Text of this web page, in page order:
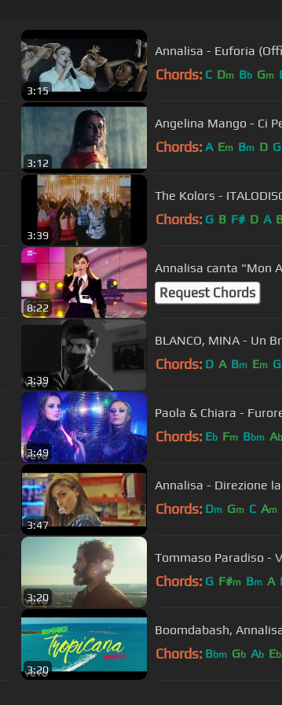
3:15
Annalisa - Euforia
Chords: C Dm Bb Gm
3:12
Angelina Mango - Ci
Chords: A Em Bm D G
3:39
The Kolors -
Chords: G B F# D A
8:22
Annalisa canta "Mon
Request Chords
3:39
BLANCO, MINA - Un
Chords: D A Bm Em G
3:49
Paola & Chiara -
Chords: Eb Fm Bbm Ab
3:47
Annalisa - Direzione
Chords: Dm Gm C Am
3:20
Tommaso Paradiso -
Chords: G F#m Bm A
3:20
Boomdabash,
Chords: Bbm Gb Ab E